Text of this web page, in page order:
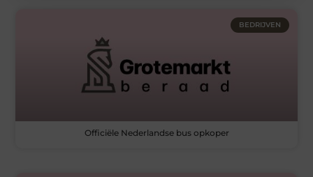
BEDRIJVEN
Officiële Nederlandse bus opkoper